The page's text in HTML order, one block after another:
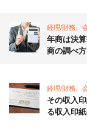
経理/財務、
年商は決
商の調べ方
経理/財務、
その収入
る収入印